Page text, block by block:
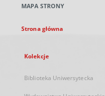
karcie
MAPA STRONY
Strona główna
Kolekcje
Biblioteka Uniwersytecka